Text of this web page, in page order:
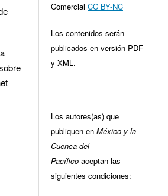
Comercial CC BY-NC
Los contenidos serán
publicados en versión PDF
y XML.
Los autores(as) que
publiquen en México y la
Cuenca del
Pacífico aceptan las
siguientes condiciones: